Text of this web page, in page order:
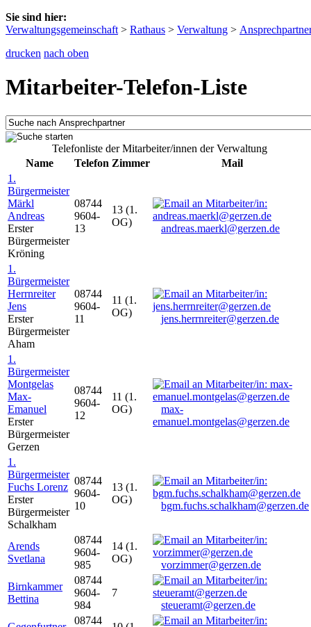
Sie sind hier:
Verwaltungsgemeinschaft > Rathaus > Verwaltung >
drucken nach oben
Mitarbeiter-Telefon-Liste
Telefonliste der Mitarbeiter/innen der Verwaltung
Name
Telefon Zimmer
Mail
1.
Bürgermeister
Märkl
Andreas
Erster
Bürgermeister
Kröning
08744
9604-
13
13 (1.
OG)
andreas.maerkl@gerzen.de
1.
Bürgermeister
Herrnreiter
Jens
Erster
Bürgermeister
Aham
08744
9604-
11
11 (1.
OG)
jens.herrnreiter@gerzen.de
1.
Bürgermeister
Montgelas
Max-
Emanuel
Erster
Bürgermeister
Gerzen
08744
9604-
12
11 (1.
OG)
max-
emanuel.montgelas@gerzen.de
1.
Bürgermeister
Fuchs Lorenz
Erster
Bürgermeister
Schalkham
08744
9604-
10
13 (1.
OG)
bgm.fuchs.schalkham@gerzen.de
Arends
Svetlana
08744
9604-
985
14 (1.
OG)
vorzimmer@gerzen.de
Birnkammer
Bettina
08744
9604-
984
7
steueramt@gerzen.de
08744